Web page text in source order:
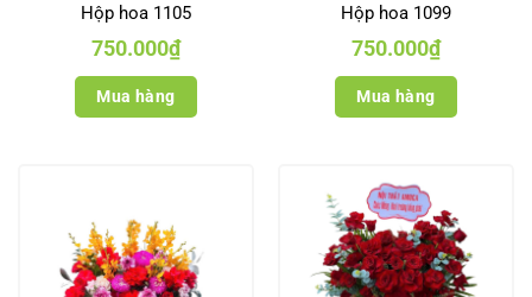
Hộp hoa 1105
750.000₫
Mua hàng
Hộp hoa 1099
750.000₫
Mua hàng